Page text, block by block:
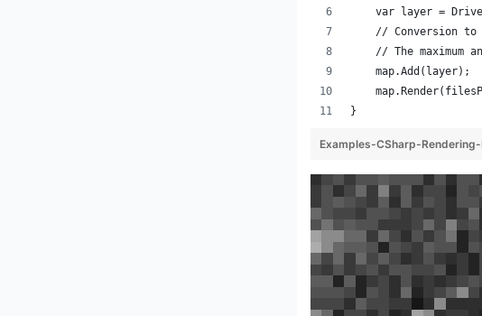
var layer =
// Conversion to
// The maximum
    map.Add(layer);
}
Examples-CSharp-